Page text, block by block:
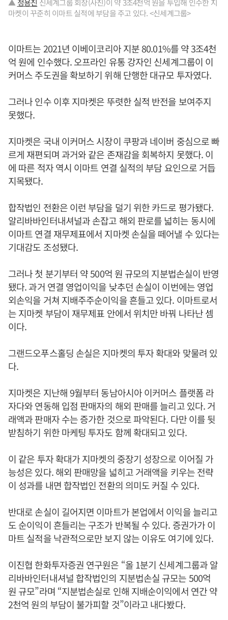
▲ 정용진 신세계그룹 회장(사진)이 약 3조4천억 원을 투입해 인수한 지
마켓이 꾸준히 이마트 실적에 부담을 주고 있다. <신세계그룹>
이마트는 2021년 이베이코리아 지분 80.01%를 약 3조4천
억 원에 인수했다. 오프라인 유통 강자인 신세계그룹이 이
커머스 주도권을 확보하기 위해 단행한 대규모 투자였다.
그러나 인수 이후 지마켓은 뚜렷한 실적 반전을 보여주지
못했다.
지마켓은 국내 이커머스 시장이 쿠팡과 네이버 중심으로 빠
르게 재편되며 과거와 같은 존재감을 회복하지 못했다. 이
에 따른 적자 역시 이마트 연결 실적의 부담 요인으로 거듭
지목됐다.
합작법인 전환은 이런 부담을 덜기 위한 카드로 평가됐다.
알리바바인터내셔널과 손잡고 해외 판로를 넓히는 동시에
이마트 연결 재무제표에서 지마켓 손실을 떼어낼 수 있다는
기대감도 조성됐다.
그러나 첫 분기부터 약 500억 원 규모의 지분법손실이 반영
됐다. 과거 연결 영업이익을 낮추던 손실이 이번에는 영업
외손익을 거쳐 지배주주순이익을 흔들고 있다. 이마트로서
는 지마켓 부담이 재무제표 안에서 위치만 바꿔 나타난 셈
이다.
그랜드오푸스홀딩 손실은 지마켓의 투자 확대와 맞물려 있
다.
지마켓은 지난해 9월부터 동남아시아 이커머스 플랫폼 라
자다와 연동해 입점 판매자의 해외 판매를 늘리고 있다. 거
래액과 판매자 수는 증가한 것으로 파악된다. 다만 이를 뒷
받침하기 위한 마케팅 투자도 함께 확대되고 있다.
이 같은 투자 확대가 지마켓의 중장기 성장으로 이어질 가
능성은 있다. 해외 판매망을 넓히고 거래액을 키우는 전략
이 성과를 내면 합작법인 전환의 의미도 커질 수 있다.
반대로 손실이 길어지면 이마트가 본업에서 이익을 늘리고
도 순이익이 흔들리는 구조가 반복될 수 있다. 증권가가 이
마트 실적을 낙관적으로만 보지 않는 이유도 여기에 있다.
이진협 한화투자증권 연구원은 “올 1분기 신세계그룹과 알
리바바인터내셔널 합작법인의 지분법손실 규모는 500억
원 규모”라며 “지분법손실로 인해 지배순이익에서 연간 약
2천억 원의 부담이 불가피할 것”이라고 내다봤다.